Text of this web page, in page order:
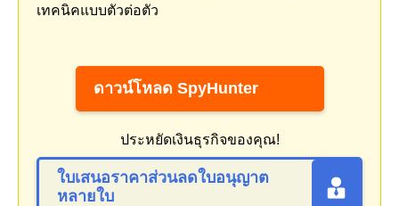
เทคนิคแบบตัวต่อตัว
ดาวน์โหลด SpyHunter
ประหยัดเงินธุรกิจของคุณ!
ใบเสนอราคาส่วนลดใบอนุญาต
หลายใบ